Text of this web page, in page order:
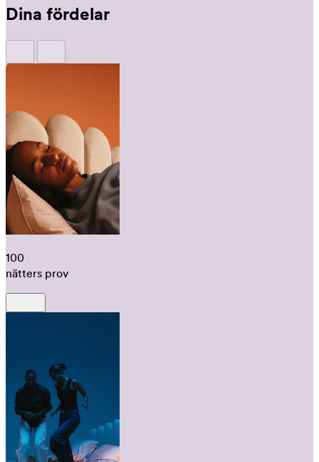
Dina fördelar
100
nätters prov